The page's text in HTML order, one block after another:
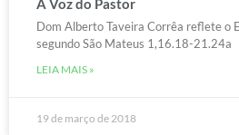
A Voz do Pastor
Dom Alberto Taveira Corrêa reflete o
segundo São Mateus 1,16.18-21.24a
LEIA MAIS »
19 de março de 2018